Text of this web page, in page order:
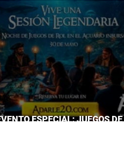
ESPECIAL: JUEGOS DE